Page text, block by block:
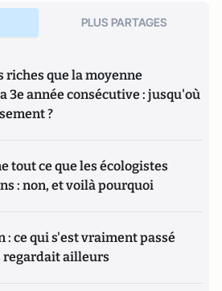
PLUS PARTAGES
riches que la moyenne
3e année consécutive : jusqu'où
?
tout ce que les écologistes
: non, et voilà pourquoi
: ce qui s'est vraiment passé
regardait ailleurs